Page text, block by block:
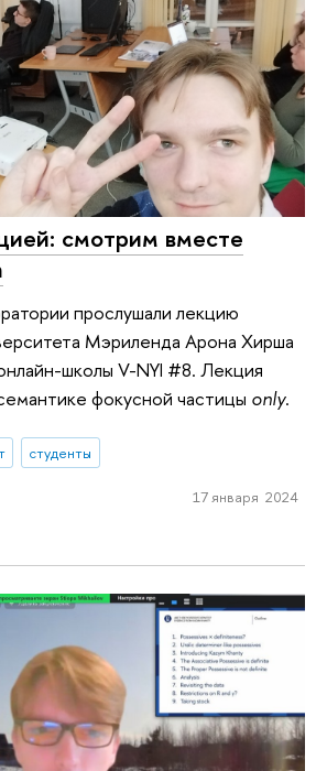
смотрим вместе
прослушали лекцию
Мэриленда Арона Хирша
школы V-NYI #8. Лекция
фокусной частицы only.
студенты
17 января 2024